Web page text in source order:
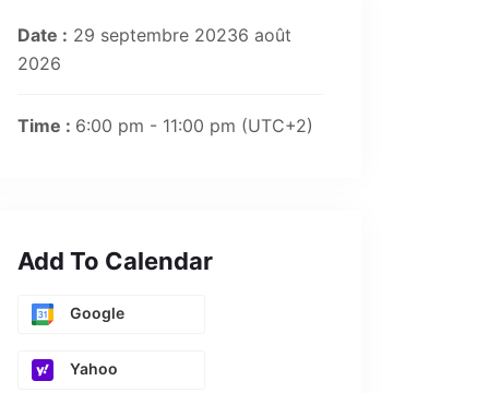
Date : 29 septembre 20236 août
2026
Time : 6:00 pm - 11:00 pm (UTC+2)
Add To Calendar
Google
Yahoo